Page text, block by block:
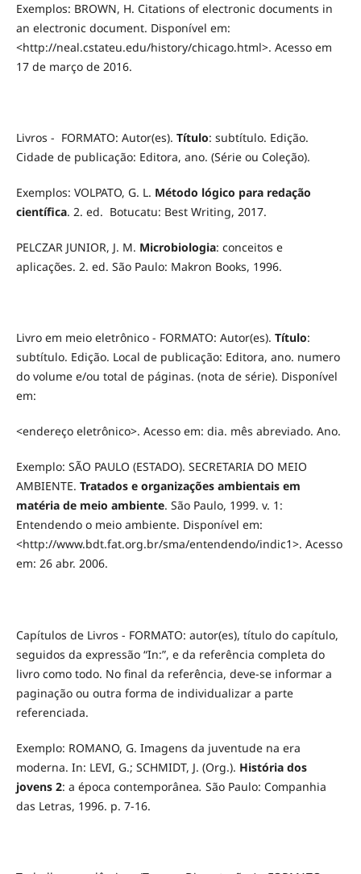
Exemplos: BROWN, H. Citations of electronic documents in
an electronic document. Disponível em:
<http://neal.cstateu.edu/history/chicago.html>. Acesso em
17 de março de 2016.
Livros - FORMATO: Autor(es). Título: subtítulo. Edição.
Cidade de publicação: Editora, ano. (Série ou Coleção).
Exemplos: VOLPATO, G. L. Método lógico para redação
científica. 2. ed. Botucatu: Best Writing, 2017.
PELCZAR JUNIOR, J. M. Microbiologia: conceitos e
aplicações. 2. ed. São Paulo: Makron Books, 1996.
Livro em meio eletrônico - FORMATO: Autor(es). Título:
subtítulo. Edição. Local de publicação: Editora, ano. numero
do volume e/ou total de páginas. (nota de série). Disponível
em:
<endereço eletrônico>. Acesso em: dia. mês abreviado. Ano.
Exemplo: SÃO PAULO (ESTADO). SECRETARIA DO MEIO
AMBIENTE. Tratados e organizações ambientais em
matéria de meio ambiente. São Paulo, 1999. v. 1:
Entendendo o meio ambiente. Disponível em:
<http://www.bdt.fat.org.br/sma/entendendo/indic1>. Acesso
em: 26 abr. 2006.
Capítulos de Livros - FORMATO: autor(es), título do capítulo,
seguidos da expressão “In:”, e da referência completa do
livro como todo. No final da referência, deve-se informar a
paginação ou outra forma de individualizar a parte
referenciada.
Exemplo: ROMANO, G. Imagens da juventude na era
moderna. In: LEVI, G.; SCHMIDT, J. (Org.). História dos
jovens 2: a época contemporânea. São Paulo: Companhia
das Letras, 1996. p. 7-16.